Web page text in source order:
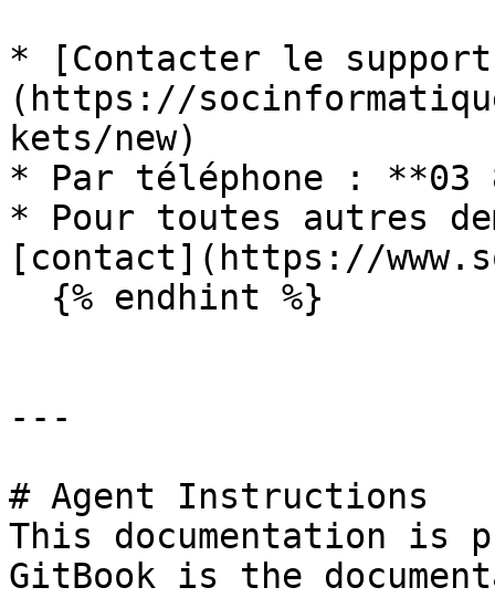
* [Contacter le
(https://
kets/new)
* Par téléphone : **03
* Pour toutes autres
[contact](https://
---
# Agent Instructions
This documentation is
GitBook is the